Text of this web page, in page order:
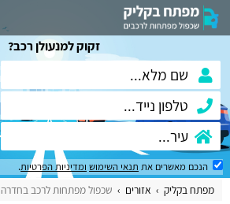
זקוק למנעולן רכב?
הנכם מאשרים את תנאי השימוש ומדיניות הפרטיות.
מפתח בקליק אזורים שכפול מפתחות לרכב בחדרה